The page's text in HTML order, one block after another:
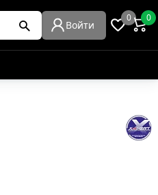
Войти
0 0